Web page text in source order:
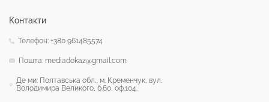
Контакти
Телефон: +380 961485574
Пошта: mediadokaz@gmail.com
Де ми: Полтавська обл., м. Кременчук, вул.
Володимира Великого, б.60, оф.104.